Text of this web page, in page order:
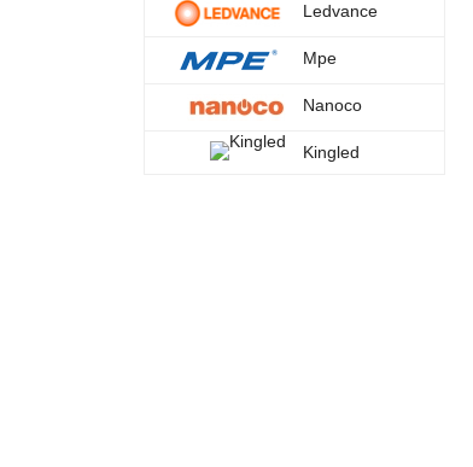
ĐÈN ÂM TƯỜNGLedvance
Mpe
Nanoco
Kingled